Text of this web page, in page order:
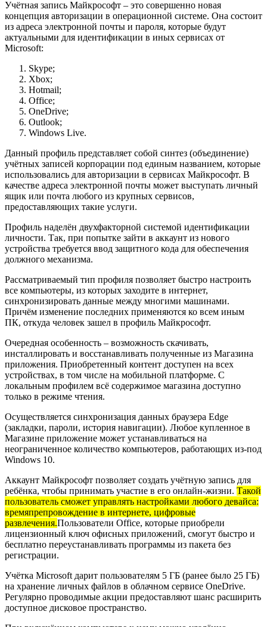
Учётная запись Майкрософт – это совершенно новая
концепция авторизации в операционной системе. Она состоит
из адреса электронной почты и пароля, которые будут
актуальными для идентификации в иных сервисах от
Microsoft:
Skype;
Xbox;
Hotmail;
Office;
OneDrive;
Outlook;
Windows Live.
Данный профиль представляет собой синтез (объединение)
учётных записей корпорации под единым названием, которые
использовались для авторизации в сервисах Майкрософт. В
качестве адреса электронной почты может выступать личный
ящик или почта любого из крупных сервисов,
предоставляющих такие услуги.
Профиль наделён двухфакторной системой идентификации
личности. Так, при попытке зайти в аккаунт из нового
устройства требуется ввод защитного кода для обеспечения
должного механизма.
Рассматриваемый тип профиля позволяет быстро настроить
все компьютеры, из которых заходите в интернет,
синхронизировать данные между многими машинами.
Причём изменение последних применяются ко всем иным
ПК, откуда человек зашел в профиль Майкрософт.
Очередная особенность – возможность скачивать,
инсталлировать и восстанавливать полученные из Магазина
приложения. Приобретенный контент доступен на всех
устройствах, в том числе на мобильной платформе. С
локальным профилем всё содержимое магазина доступно
только в режиме чтения.
Осуществляется синхронизация данных браузера Edge
(закладки, пароли, история навигации). Любое купленное в
Магазине приложение может устанавливаться на
неограниченное количество компьютеров, работающих из-под
Windows 10.
Аккаунт Майкрософт позволяет создать учётную запись для
ребёнка, чтобы принимать участие в его онлайн-жизни. Такой
пользователь сможет управлять настройками любого девайса:
времяпрепровождение в интернете, цифровые
развлечения.Пользователи Office, которые приобрели
лицензионный ключ офисных приложений, смогут быстро и
бесплатно переустанавливать программы из пакета без
регистрации.
Учётка Microsoft дарит пользователям 5 ГБ (ранее было 25 ГБ)
на хранение личных файлов в облачном сервисе OneDrive.
Регулярно проводимые акции предоставляют шанс расширить
доступное дисковое пространство.